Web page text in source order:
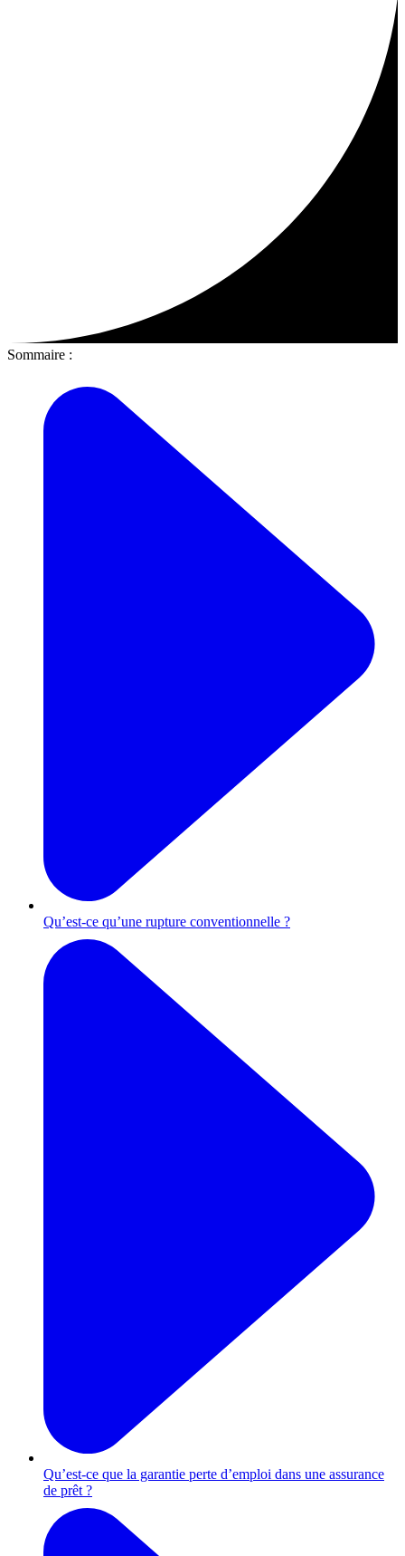
Sommaire :
Qu’est-ce qu’une rupture conventionnelle ?
Qu’est-ce que la garantie perte d’emploi dans une assurance
de prêt ?